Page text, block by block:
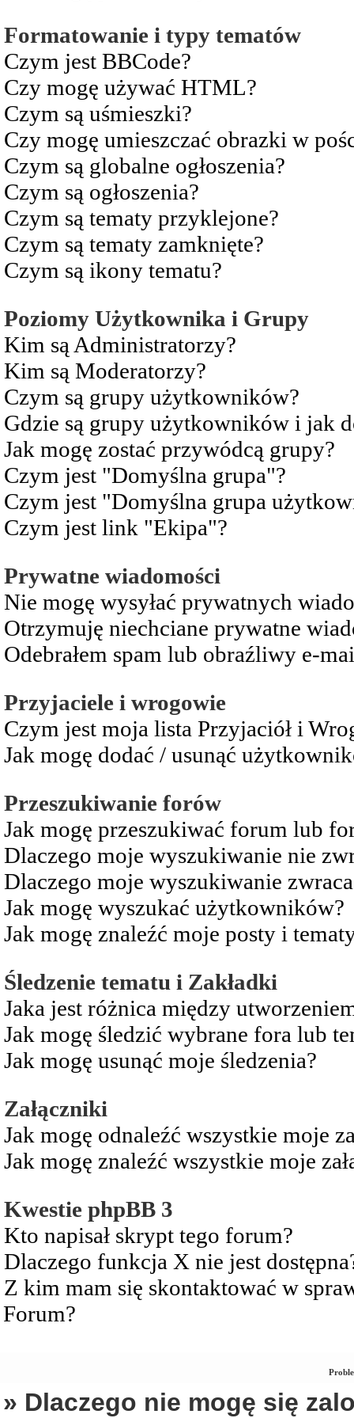
Formatowanie i typy tematów
Czym jest BBCode?
Czy mogę używać HTML?
Czym są uśmieszki?
Czy mogę umieszczać obrazki w
Czym są globalne ogłoszenia?
Czym są ogłoszenia?
Czym są tematy przyklejone?
Czym są tematy zamknięte?
Czym są ikony tematu?
Poziomy Użytkownika i Grupy
Kim są Administratorzy?
Kim są Moderatorzy?
Czym są grupy użytkowników?
Gdzie są grupy użytkowników i jak
Jak mogę zostać przywódcą grupy?
Czym jest "Domyślna grupa"?
Czym jest "Domyślna grupa
Czym jest link "Ekipa"?
Prywatne wiadomości
Nie mogę wysyłać prywatnych
Otrzymuję niechciane prywatne
Odebrałem spam lub obraźliwy e-
Przyjaciele i wrogowie
Czym jest moja lista Przyjaciół i
Jak mogę dodać / usunąć
Przeszukiwanie forów
Jak mogę przeszukiwać forum lub
Dlaczego moje wyszukiwanie nie
Dlaczego moje wyszukiwanie
Jak mogę wyszukać użytkowników?
Jak mogę znaleźć moje posty i
Śledzenie tematu i Zakładki
Jaka jest różnica między
Jak mogę śledzić wybrane fora lub
Jak mogę usunąć moje śledzenia?
Załączniki
Jak mogę odnaleźć wszystkie moje
Jak mogę znaleźć wszystkie moje
Kwestie phpBB 3
Kto napisał skrypt tego forum?
Dlaczego funkcja X nie jest
Z kim mam się skontaktować w
Forum?
» Dlaczego nie mogę się